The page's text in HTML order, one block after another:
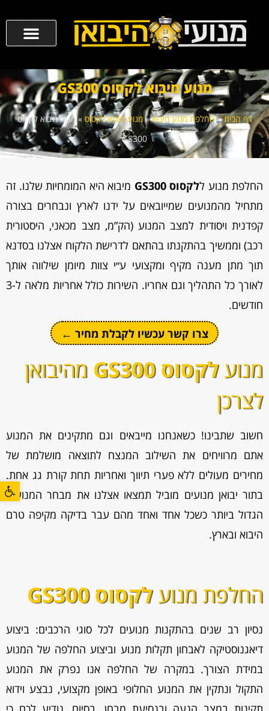
פתח
מנוע מיבוא לקסוס GS300
דף הבית»החלפת מנוע מיבוא»מנוע מיבוא לקסוס»מנוע מיבוא לקסוס
GS300
החלפת מנוע ללקסוס GS300
מיבוא היא המומחיות שלנו. זה
מתחיל מהמנועים שמייובאים על ידנו לארץ ונבחרים בצורה
קפדנית ויסודית למצב המנוע (הק”מ, מצב מכאני, היסטורית
רכב) וממשיך בהתקנתו בהתאם לדרישת הלקוח אצלנו בסדנא
תוך מתן מענה מקיף ומקצועי ע״י צוות מיומן שילווה אותך
לאורך כל התהליך וגם אחריו. השירות כולל אחריות מלאה ל-3
חודשים.
צרו קשר עכשיו לקבלת מחיר ←
מנועלקסוס GS300
מהיבואן
לצרכן
חשוב שתבינו! כשאנחנו מייבאים וגם מתקינים את המנוע
אתם מרוויחים את השילוב המנצח לתוצאה מושלמת של
מחירים מעולים ללא פערי תיווך ואחריות תחת קורת גג אחת.
בתור יבואן מנועים מוביל תמצאו אצלנו את מבחר המנועים
הגדול ביותר כשכל אחד ואחד מהם עבר בדיקה מקיפה טרם
היבוא ובארץ.
החלפת מנועלקסוס GS300
נסיון רב שנים בהתקנות מנועים לכל סוגי הרכבים: ביצוע
דיאגנוסטיקה לאבחון תקלות מנוע וביצוע החלפה של המנוע
במידת הצורך. במקרה של החלפה אנו נפרק את המנוע
התקול ונתקין את המנוע החלופי באופן מקצועי, נבצע וידוא